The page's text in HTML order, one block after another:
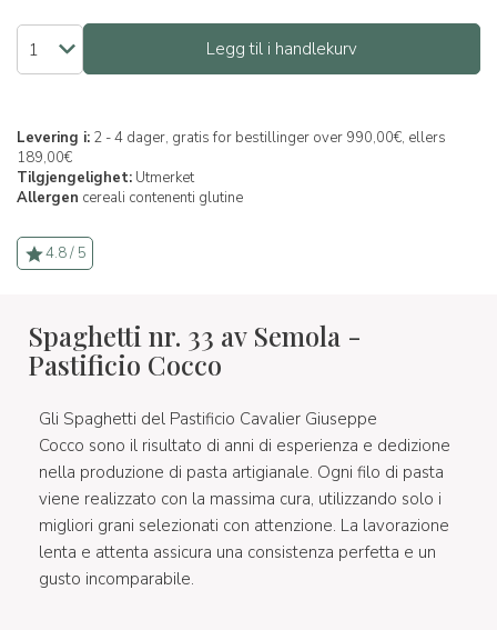
Legg til i handlekurv
Levering i: 2 - 4 dager, gratis for bestillinger over 990,00€, ellers
189,00€
Tilgjengelighet: Utmerket
Allergen cereali contenenti glutine
4.8 / 5
Spaghetti nr. 33 av Semola -
Pastificio Cocco
Gli Spaghetti del Pastificio Cavalier Giuseppe
Cocco sono il risultato di anni di esperienza e dedizione
nella produzione di pasta artigianale. Ogni filo di pasta
viene realizzato con la massima cura, utilizzando solo i
migliori grani selezionati con attenzione. La lavorazione
lenta e attenta assicura una consistenza perfetta e un
gusto incomparabile.